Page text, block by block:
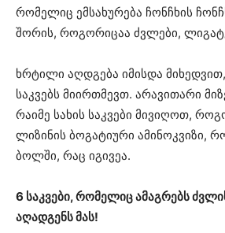
რომელიც ემსახურება ჩონჩხის
შორის, როგორიცაა ძვლები,
ხრტილი აღდგება იმისდა
საკვებს მიირთმევთ. არავითარი
რაიმე სახის საკვები მივიღოთ,
ლიზინის ბოგატიური ამინოკვიზი,
ბოლში, რაც იგივეა.
6 საკვები, რომელიც ამაგრებს
აღადგენს მას!